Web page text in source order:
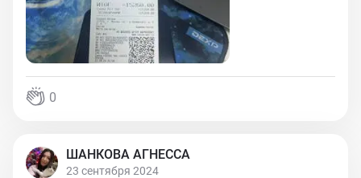
0
ШАНКОВА АГНЕССА
23 сентября 2024